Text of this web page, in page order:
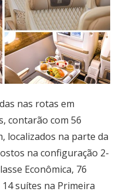
nas rotas em
contarão com 56
localizados na parte da
na configuração 2-
Econômica, 76
suítes na Primeira